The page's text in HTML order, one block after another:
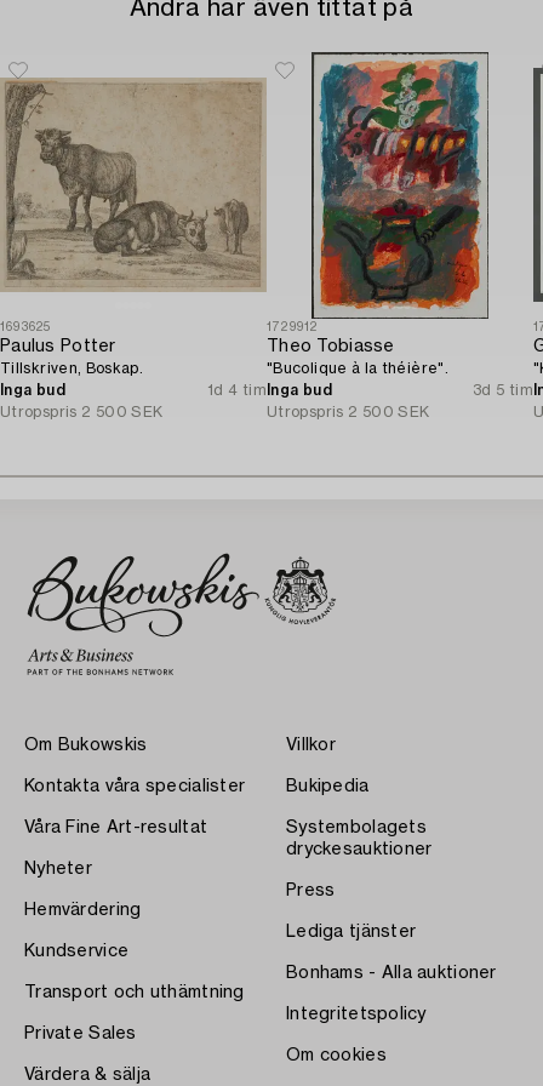
Andra har även tittat på
1693625
Paulus Potter
Tillskriven, Boskap.
Inga bud
1d 4 tim
Utropspris 2 500 SEK
1729912
Theo Tobiasse
"Bucolique à la théière".
Inga bud
3d 5 tim
Utropspris 2 500 SEK
Om Bukowskis
Kontakta våra specialister
Våra Fine Art-resultat
Nyheter
Hemvärdering
Kundservice
Transport och uthämtning
Private Sales
Värdera & sälja
Villkor
Bukipedia
Systembolagets
dryckesauktioner
Press
Lediga tjänster
Bonhams - Alla auktioner
Integritetspolicy
Om cookies